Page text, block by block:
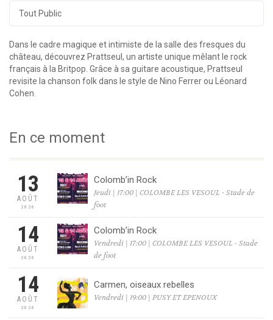
Tout Public
Dans le cadre magique et intimiste de la salle des fresques du
château, découvrez Prattseul, un artiste unique mêlant le rock
français à la Britpop. Grâce à sa guitare acoustique, Prattseul
revisite la chanson folk dans le style de Nino Ferrer ou Léonard
Cohen.
En ce moment
13
AOÛT
2026
Colomb’in Rock
Jeudi | 17:00 | COLOMBE LES VESOUL - Stade de
foot
14
AOÛT
2026
Colomb’in Rock
Vendredi | 17:00 | COLOMBE LES VESOUL - Stade
de foot
14
AOÛT
2026
Carmen, oiseaux rebelles
Vendredi | 19:00 | PUSY ET EPENOUX